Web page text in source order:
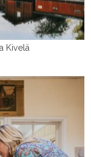
Kivelä